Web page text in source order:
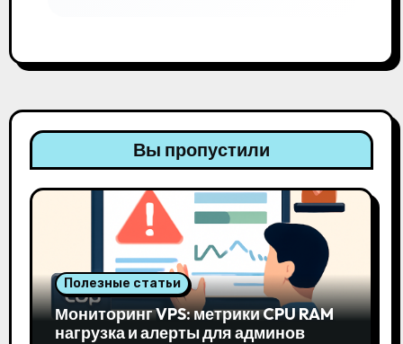
Вы пропустили
Полезные статьи
Мониторинг VPS: метрики CPU RAM
нагрузка и алерты для админов